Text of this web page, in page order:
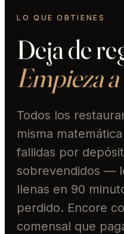
LO QUE OBTIENES
Deja de
Empieza
Todos los
misma
fallidas por
sobrevendidos —
llenas en 90
perdido. Encore
comensal que